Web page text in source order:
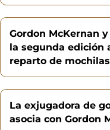
Gordon McKernan
la segunda edición
reparto de
La exjugadora de
asocia con Gordon